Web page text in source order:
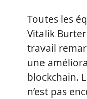
Toutes les
Vitalik
travail
une
blockchain.
n’est pas